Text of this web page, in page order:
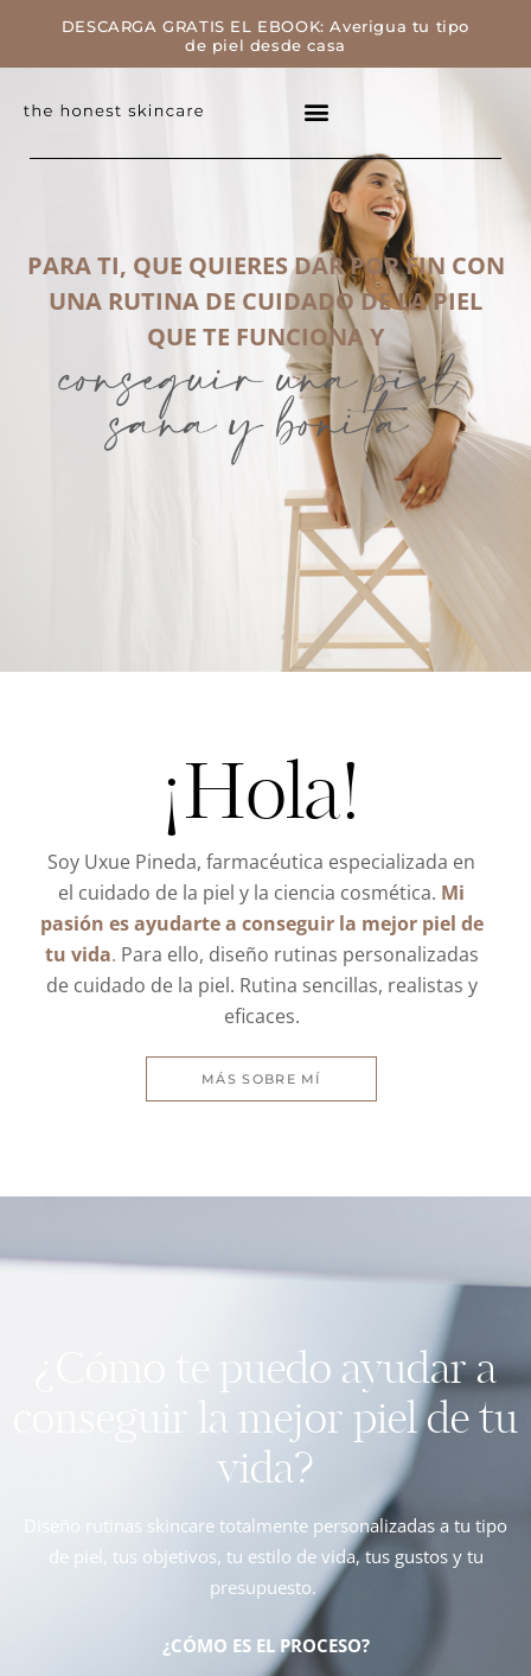
DESCARGA GRATIS EL EBOOK: Averigua tu tipo
de piel desde casa
PARA TI, QUE QUIERES DAR POR FIN CON
UNA RUTINA DE CUIDADO DE LA PIEL
QUE TE FUNCIONA Y
¡Hola!
Soy Uxue Pineda, farmacéutica especializada en
el cuidado de la piel y la ciencia cosmética. Mi
pasión es ayudarte a conseguir la mejor piel de
tu vida. Para ello, diseño rutinas personalizadas
de cuidado de la piel. Rutina sencillas, realistas y
eficaces.
MÁS SOBRE MÍ
¿Cómo te puedo ayudar a
conseguir la mejor piel de tu
vida?
Diseño rutinas skincare totalmente personalizadas a tu tipo
de piel, tus objetivos, tu estilo de vida, tus gustos y tu
presupuesto.
¿CÓMO ES EL PROCESO?